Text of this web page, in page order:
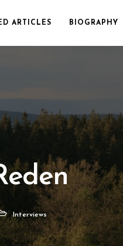
ARTICLES BIOGRAPHY
Interviews